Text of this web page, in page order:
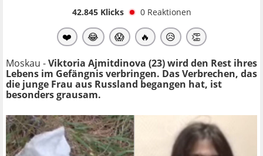
42.845Klicks 0 Reaktionen
❤️ 😂 😱 🔥 😥 👏
Moskau -Viktoria Ajmitdinova (23) wird den Rest ihres
Lebens im Gefängnis verbringen. Das Verbrechen, das
die junge Frau aus Russland begangen hat, ist
besonders grausam.